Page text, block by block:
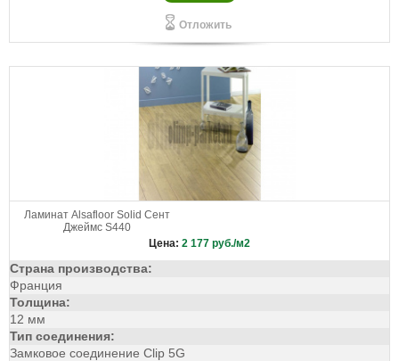
Отложить
Ламинат Alsafloor Solid Сент
Джеймс S440
Цена: 2 177 руб./м2
Страна производства:
Франция
Толщина:
12 мм
Тип соединения:
Замковое соединение Clip 5G